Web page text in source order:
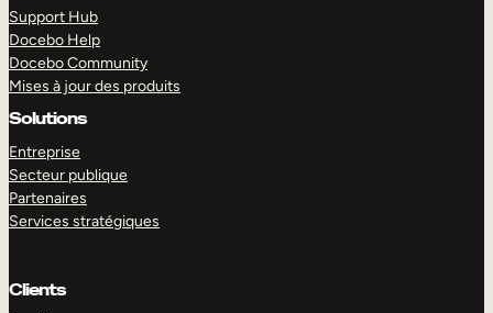
Support Hub
Docebo Help
Docebo Community
Mises à jour des produits
Solutions
Entreprise
Secteur publique
Partenaires
Services stratégiques
Clients